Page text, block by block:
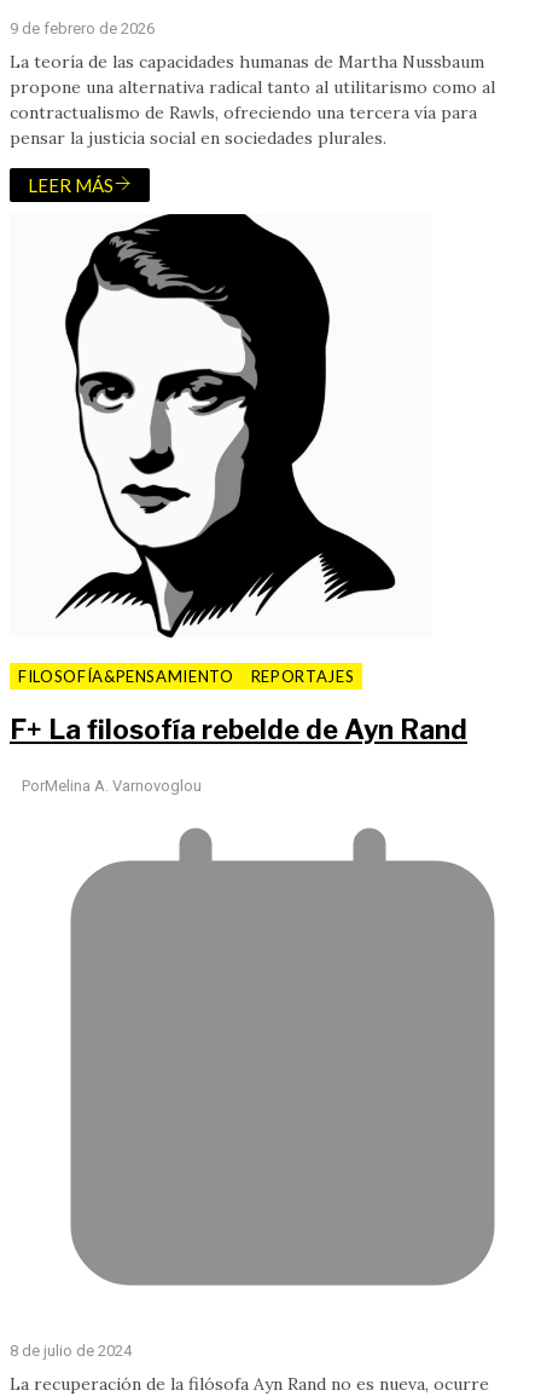
9 de febrero de 2026
La teoría de las capacidades humanas de Martha Nussbaum
propone una alternativa radical tanto al utilitarismo como al
contractualismo de Rawls, ofreciendo una tercera vía para
pensar la justicia social en sociedades plurales.
LEER MÁS
FILOSOFÍA&PENSAMIENTO REPORTAJES
F+ La filosofía rebelde de Ayn Rand
PorMelina A. Varnovoglou
8 de julio de 2024
La recuperación de la filósofa Ayn Rand no es nueva, ocurre